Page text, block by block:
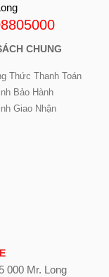
CHUNG
Thức Thanh Toán
Bảo Hành
Giao Nhận
000 Mr. Long